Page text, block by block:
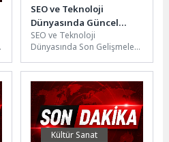
SEO ve Teknoloji
Dünyasında Güncel
Gelişmeler ve İpuçları
SEO ve Teknoloji
Dünyasında Son Gelişmeler
değişmekte ve gelişmektedir.
Bu gelişmeleri...
Kültür Sanat